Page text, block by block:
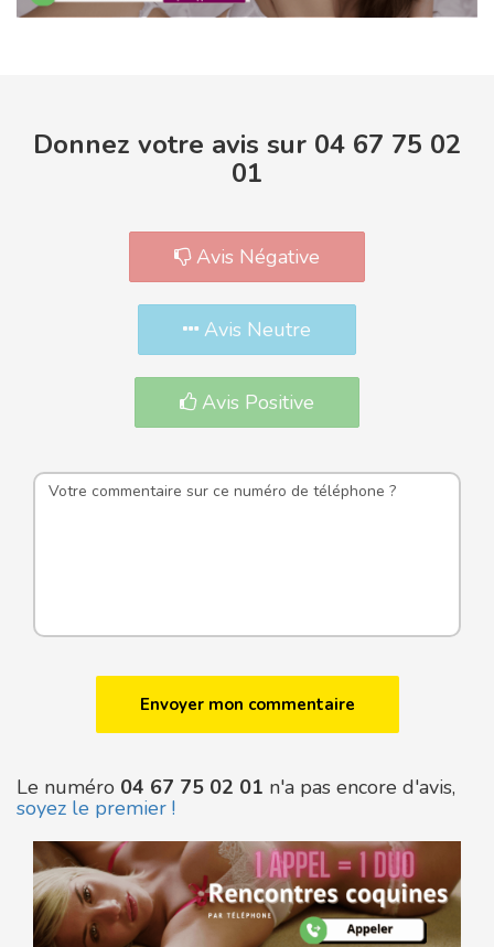
Donnez votre avis sur 04 67 75 02
01
Avis Négative
Avis Neutre
Avis Positive
Le numéro 04 67 75 02 01 n'a pas encore d'avis,
soyez le premier !